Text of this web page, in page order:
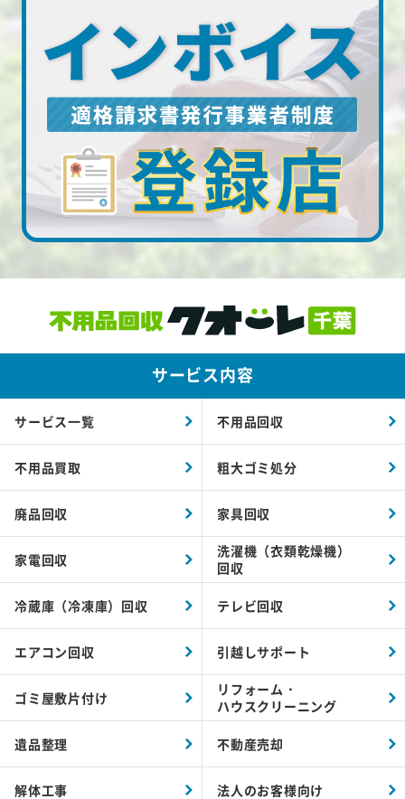
サービス内容
サービス一覧 不用品回収
不用品買取 粗大ゴミ処分
廃品回収 家具回収
家電回収
洗濯機（衣類乾燥機）
回収
冷蔵庫（冷凍庫）回収 テレビ回収
エアコン回収 引越しサポート
ゴミ屋敷片付け
リフォーム・
ハウスクリーニング
遺品整理 不動産売却
解体工事 法人のお客様向け